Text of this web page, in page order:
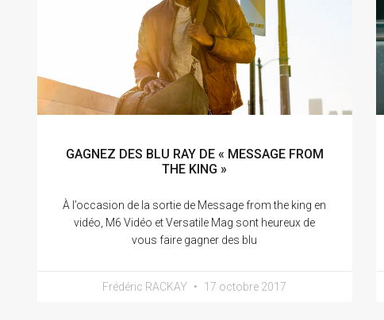
GAGNEZ DES BLU RAY DE « MESSAGE FROM
THE KING »
À l’occasion de la sortie de Message from the king en
vidéo, M6 Vidéo et Versatile Mag sont heureux de
vous faire gagner des blu
Frédéric RACKAY 17 octobre 2017